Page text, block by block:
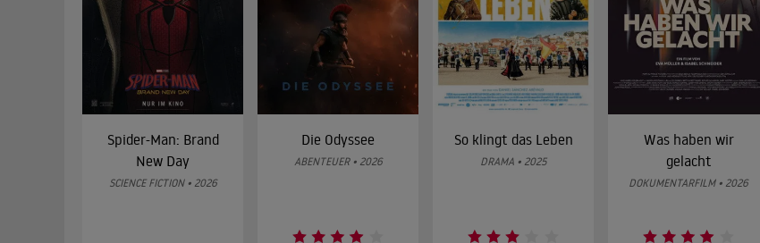
Spider-Man: Brand
New Day
SCIENCE FICTION • 2026
Die Odyssee
ABENTEUER • 2026
So klingt das Leben
DRAMA • 2025
Was haben wir
gelacht
DOKUMENTARFILM • 2026